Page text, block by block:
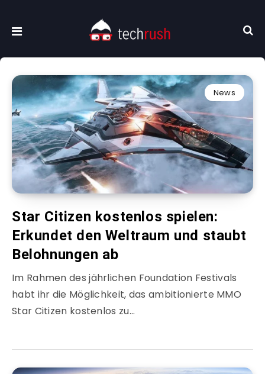
News
Star Citizen kostenlos spielen:
Erkundet den Weltraum und staubt
Belohnungen ab
Im Rahmen des jährlichen Foundation Festivals
habt ihr die Möglichkeit, das ambitionierte MMO
Star Citizen kostenlos zu…